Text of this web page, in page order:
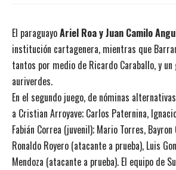
El paraguayoAriel Roa y Juan Camilo
institución cartagenera, mientras que
tantos por medio de Ricardo Caraballo, y
auriverdes.
En el segundo juego, de nóminas
a Cristian Arroyave; Carlos Paternina,
Fabián Correa (juvenil); Mario Torres,
Ronaldo Royero (atacante a prueba), Luis
Mendoza (atacante a prueba). El equipo de